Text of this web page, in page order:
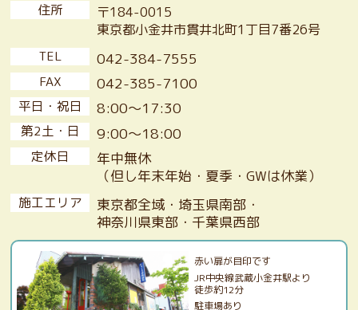
住所
〒184-0015
東京都小金井市貫井北町1丁目7番26号
TEL
042-384-7555
FAX 042-385-7100
平日・祝日 8:00〜17:30
第2土・日 9:00〜18:00
定休日
年中無休
（但し年末年始・夏季・GWは休業）
施工エリア
東京都全域・埼玉県南部・
神奈川県東部・千葉県西部
赤い扉が目印です
JR中央線武蔵小金井駅より
徒歩約12分
駐車場あり